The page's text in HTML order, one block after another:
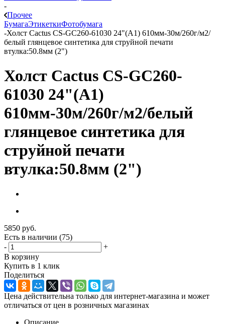
-
Прочее
БумагаЭтикеткиФотобумага
-Холст Cactus CS-GC260-61030 24"(A1) 610мм-30м/260г/м2/
белый глянцевое синтетика для струйной печати
втулка:50.8мм (2")
Холст Cactus CS-GC260-
61030 24"(A1)
610мм-30м/260г/м2/белый
глянцевое синтетика для
струйной печати
втулка:50.8мм (2")
5850 руб.
Есть в наличии (75)
-
+
В корзину
Купить в 1 клик
Поделиться
Цена действительна только для интернет-магазина и может
отличаться от цен в розничных магазинах
Описание